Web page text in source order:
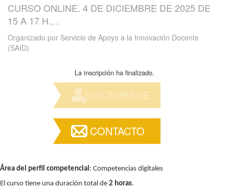
CURSO ONLINE. 4 DE DICIEMBRE DE 2025 DE
15 A 17 H., .
Organizado por Servicio de Apoyo a la Innovación Docente
(SAID)
La inscripción ha finalizado.
INSCRIBIRSE
CONTACTO
Área del perfil competencial : Competencias digitales
El curso tiene una duración total de 2 horas.